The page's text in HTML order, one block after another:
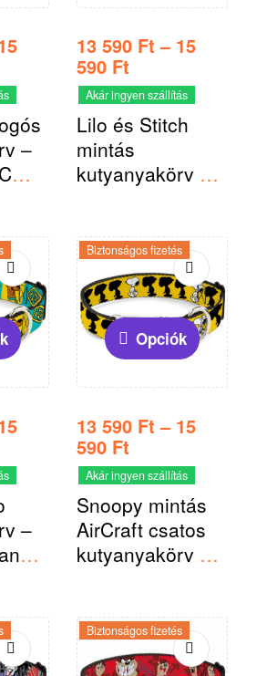
–
13 590 Ft – 15
590 Ft
Akár ingyen szállítás
Lilo és Stitch
mintás
kutyanyakörv –
–
Biztonságos fizetés
Opciók
13 590 Ft – 15
590 Ft
Akár ingyen szállítás
Snoopy mintás
AirCraft csatos
kutyanyakörv –
Biztonságos fizetés